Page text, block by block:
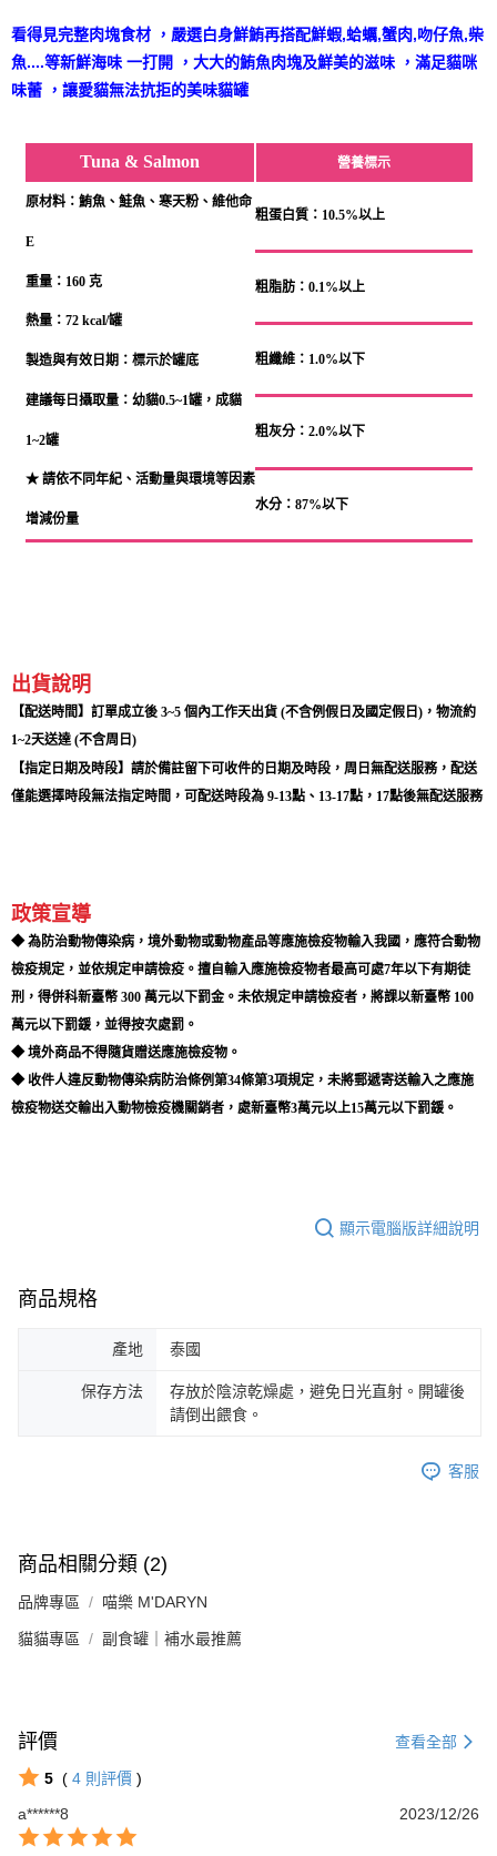
看得見完整肉塊食材 ，嚴選白身鮮鮪再搭配鮮蝦,蛤蠣,蟹肉,吻仔魚,柴
魚....等新鮮海味 一打開 ，大大的鮪魚肉塊及鮮美的滋味 ，滿足貓咪
味蕾 ，讓愛貓無法抗拒的美味貓罐
Tuna & Salmon 營養標示
原材料：鮪魚、鮭魚、寒天粉、維他命
E
重量：160 克
熱量：72 kcal/罐
製造與有效日期：標示於罐底
建議每日攝取量：幼貓0.5~1罐，成貓
1~2罐
★ 請依不同年紀、活動量與環境等因素
增減份量
粗蛋白質：10.5%以上
粗脂肪：0.1%以上
粗纖維：1.0%以下
粗灰分：2.0%以下
水分：87%以下
出貨說明
【配送時間】訂單成立後 3~5 個內工作天出貨 (不含例假日及國定假日)，物流約
1~2天送達 (不含周日)
【指定日期及時段】請於備註留下可收件的日期及時段，周日無配送服務，配送
僅能選擇時段無法指定時間，可配送時段為 9-13點、13-17點，17點後無配送服務
政策宣導
◆ 為防治動物傳染病，境外動物或動物產品等應施檢疫物輸入我國，應符合動物
檢疫規定，並依規定申請檢疫。擅自輸入應施檢疫物者最高可處7年以下有期徒
刑，得併科新臺幣 300 萬元以下罰金。未依規定申請檢疫者，將課以新臺幣 100
萬元以下罰鍰，並得按次處罰。
◆ 境外商品不得隨貨贈送應施檢疫物。
◆ 收件人違反動物傳染病防治條例第34條第3項規定，未將郵遞寄送輸入之應施
檢疫物送交輸出入動物檢疫機關銷者，處新臺幣3萬元以上15萬元以下罰鍰。
顯示電腦版詳細說明
商品規格
產地 泰國
保存方法
存放於陰涼乾燥處，避免日光直射。開罐後
請倒出餵食。
客服
商品相關分類 (2)
品牌專區 喵樂 M'DARYN
貓貓專區 副食罐｜補水最推薦
評價 查看全部
5 ( 4 則評價 )
a******8
2023/12/26